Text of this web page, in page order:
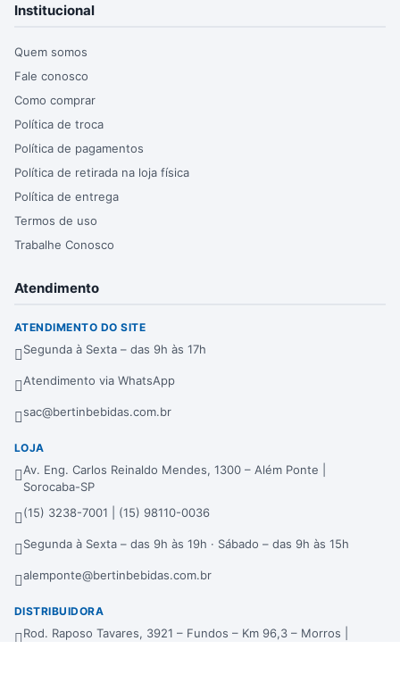
Institucional
Quem somos
Fale conosco
Como comprar
Política de troca
Política de pagamentos
Política de retirada na loja física
Política de entrega
Termos de uso
Trabalhe Conosco
Atendimento
ATENDIMENTO DO SITE
Segunda à Sexta – das 9h às 17h
Atendimento via WhatsApp
sac@bertinbebidas.com.br
LOJA
Av. Eng. Carlos Reinaldo Mendes, 1300 – Além Ponte |
Sorocaba-SP
(15) 3238-7001 | (15) 98110-0036
Segunda à Sexta – das 9h às 19h · Sábado – das 9h às 15h
alemponte@bertinbebidas.com.br
DISTRIBUIDORA
Rod. Raposo Tavares, 3921 – Fundos – Km 96,3 – Morros |